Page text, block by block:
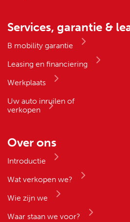
Services, garantie &
B mobility garantie
Leasing en financiering
Werkplaats
Uw auto inruilen of
verkopen
Over ons
Introductie
Wat verkopen we?
Wie zijn we
Waar staan we voor?